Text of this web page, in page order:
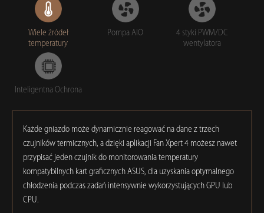
Wiele źródeł
temperatury
Pompa AIO
4 styki PWM/DC
wentylatora
Inteligentna Ochrona
Każde gniazdo może dynamicznie reagować na dane z trzech
czujników termicznych, a dzięki aplikacji Fan Xpert 4 możesz nawet
przypisać jeden czujnik do monitorowania temperatury
kompatybilnych kart graficznych ASUS, dla uzyskania optymalnego
chłodzenia podczas zadań intensywnie wykorzystujących GPU lub
CPU.